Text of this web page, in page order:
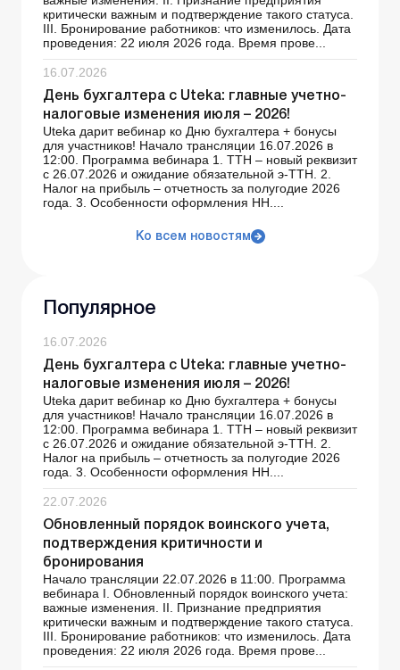
критически важным и подтверждение такого статуса.
ІІІ. Бронирование работников: что изменилось. Дата
проведения: 22 июля 2026 года. Время прове...
16.07.2026
День бухгалтера с Uteka: главные учетно-
налоговые изменения июля – 2026!
Uteka дарит вебинар ко Дню бухгалтера + бонусы
для участников! Начало трансляции 16.07.2026 в
12:00. Программа вебинара 1. ТТН – новый реквизит
с 26.07.2026 и ожидание обязательной э-ТТН. 2.
Налог на прибыль – отчетность за полугодие 2026
года. 3. Особенности оформления НН....
Ко всем новостям
Популярное
16.07.2026
День бухгалтера с Uteka: главные учетно-
налоговые изменения июля – 2026!
Uteka дарит вебинар ко Дню бухгалтера + бонусы
для участников! Начало трансляции 16.07.2026 в
12:00. Программа вебинара 1. ТТН – новый реквизит
с 26.07.2026 и ожидание обязательной э-ТТН. 2.
Налог на прибыль – отчетность за полугодие 2026
года. 3. Особенности оформления НН....
22.07.2026
Обновленный порядок воинского учета,
подтверждения критичности и
бронирования
Начало трансляции 22.07.2026 в 11:00. Программа
вебинара І. Обновленный порядок воинского учета:
важные изменения. ІІ. Признание предприятия
критически важным и подтверждение такого статуса.
ІІІ. Бронирование работников: что изменилось. Дата
проведения: 22 июля 2026 года. Время прове...